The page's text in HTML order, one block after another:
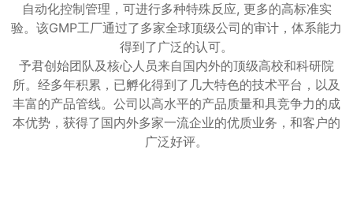
自动化控制管理，可进行多种特殊反应, 更多的高标准实
验。该GMP工厂通过了多家全球顶级公司的审计，体系能力
得到了广泛的认可。
予君创始团队及核心人员来自国内外的顶级高校和科研院
所。经多年积累，已孵化得到了几大特色的技术平台，以及
丰富的产品管线。公司以高水平的产品质量和具竞争力的成
本优势，获得了国内外多家一流企业的优质业务，和客户的
广泛好评。